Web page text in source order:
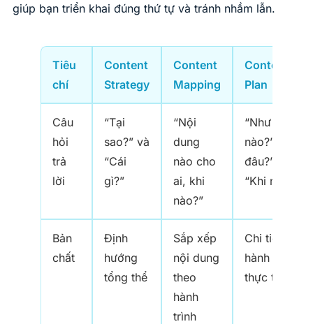
giúp bạn triển khai đúng thứ tự và tránh nhầm lẫn.
Tiêu
chí
Content
Strategy
Content
Mapping
Content
Plan
Câu
hỏi
trả
lời
“Tại
sao?” và
“Cái
gì?”
“Nội
dung
nào cho
ai, khi
nào?”
“Như thế
nào?”, “Ở
đâu?”,
“Khi nào?”
Bản
chất
Định
hướng
tổng thể
Sắp xếp
nội dung
theo
hành
trình
Chi tiết
hành động
thực thi